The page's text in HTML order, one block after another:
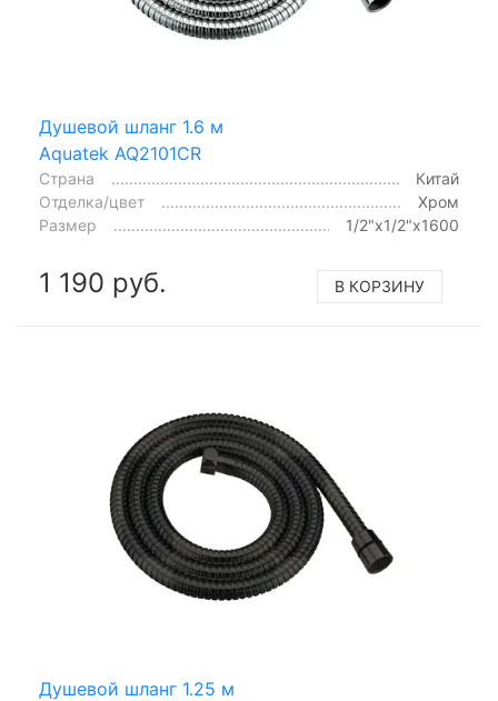
Душевой шланг 1.6 м
Aquatek AQ2101CR
Страна
Китай
Отделка/цвет
Хром
Размер
1/2"x1/2"x1600
1 190 руб. В КОРЗИНУ
Душевой шланг 1.25 м